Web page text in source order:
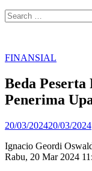
Search
for:
FINANSIAL
Beda
Penerima
Posted
20/03/202420/03/2024
Ignacio Geordi
Rabu, 20 Mar 2024